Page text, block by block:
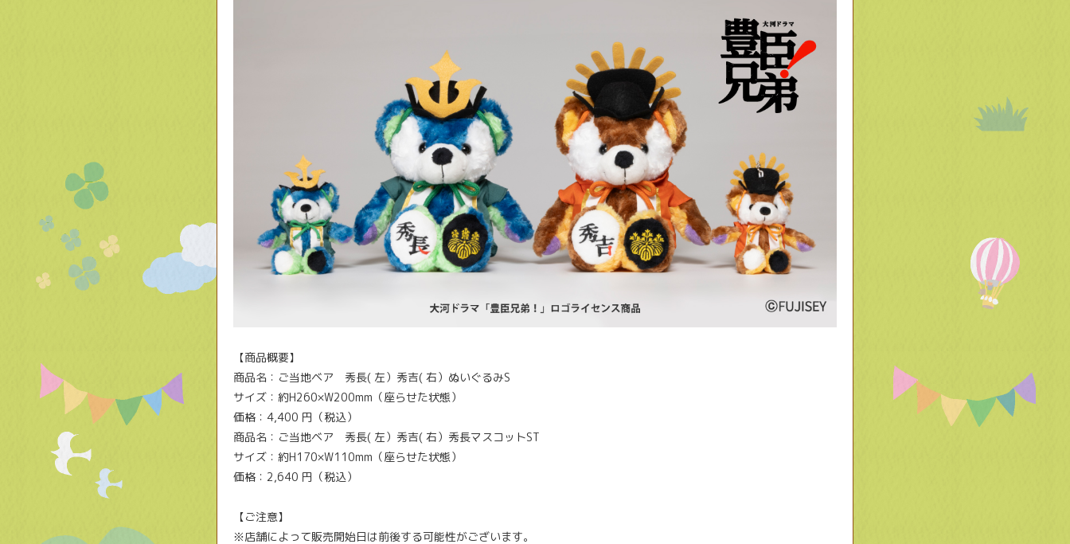
【商品概要】
商品名：ご当地ベア 秀長( 左）秀吉( 右）ぬいぐるみS
サイズ：約H260×W200mm（座らせた状態）
価格：4,400 円（税込）
商品名：ご当地ベア 秀長( 左）秀吉( 右）秀長マスコットST
サイズ：約H170×W110mm（座らせた状態）
価格：2,640 円（税込）
【ご注意】
※店舗によって販売開始日は前後する可能性がございます。